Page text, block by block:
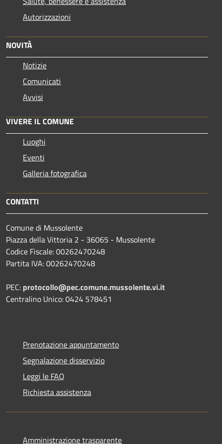
Autorizzazioni
NOVITÀ
Notizie
Comunicati
Avvisi
VIVERE IL COMUNE
Luoghi
Eventi
Galleria fotografica
CONTATTI
Comune di Mussolente
Piazza della Vittoria 2 - 36065 - Mussolente
Codice Fiscale: 00262470248
Partita IVA: 00262470248
PEC: protocollo@pec.comune.mussolente.vi.it
Centralino Unico: 0424 578451
Prenotazione appuntamento
Segnalazione disservizio
Leggi le FAQ
Richiesta assistenza
Amministrazione trasparente